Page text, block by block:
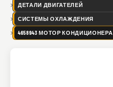
ДЕТАЛИ ДВИГАТЕЛЕЙ
СИСТЕМЫ ОХЛАЖДЕНИЯ
4658943 МОТОР КОНДИЦИОНЕРА